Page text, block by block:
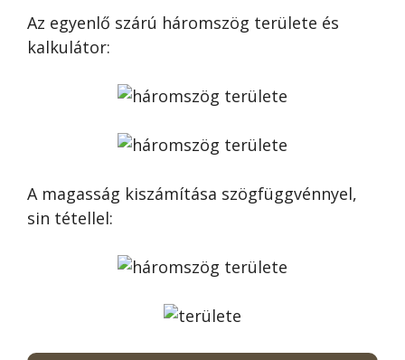
Az egyenlő szárú háromszög területe és
kalkulátor:
A magasság kiszámítása szögfüggvénnyel,
sin tétellel: